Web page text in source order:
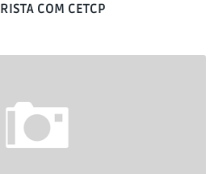
COM CETCP